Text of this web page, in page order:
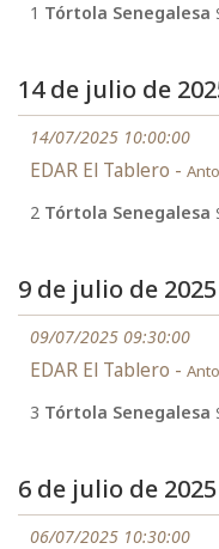
1 Tórtola Senegalesa
14 de julio de
14/07/2025 10:00:00
EDAR El Tablero -
2 Tórtola Senegalesa
9 de julio de 2025
09/07/2025 09:30:00
EDAR El Tablero -
3 Tórtola Senegalesa
6 de julio de 2025
06/07/2025 10:30:00